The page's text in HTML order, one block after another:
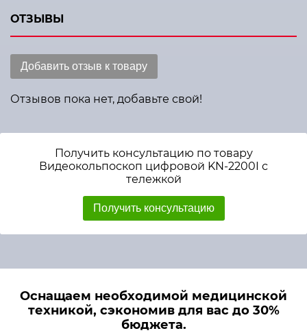
ОТЗЫВЫ
Добавить отзыв к товару
Отзывов пока нет, добавьте свой!
Получить консультацию по товару
Видеокольпоскоп цифровой KN-2200I с
тележкой
Получить консультацию
Оснащаем необходимой медицинской
техникой, сэкономив для вас до 30%
бюджета.